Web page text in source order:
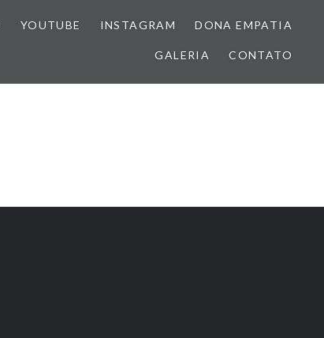
YOUTUBE INSTAGRAM DONA EMPATIA
GALERIA CONTATO